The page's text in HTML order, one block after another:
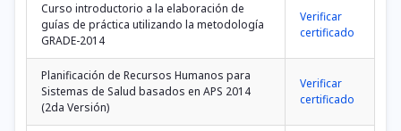
Curso introductorio a la elaboración de
guías de práctica utilizando la metodología
GRADE-2014
Verificar
certificado
Planificación de Recursos Humanos para
Sistemas de Salud basados en APS 2014
(2da Versión)
Verificar
certificado